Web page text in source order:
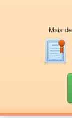
Mais de